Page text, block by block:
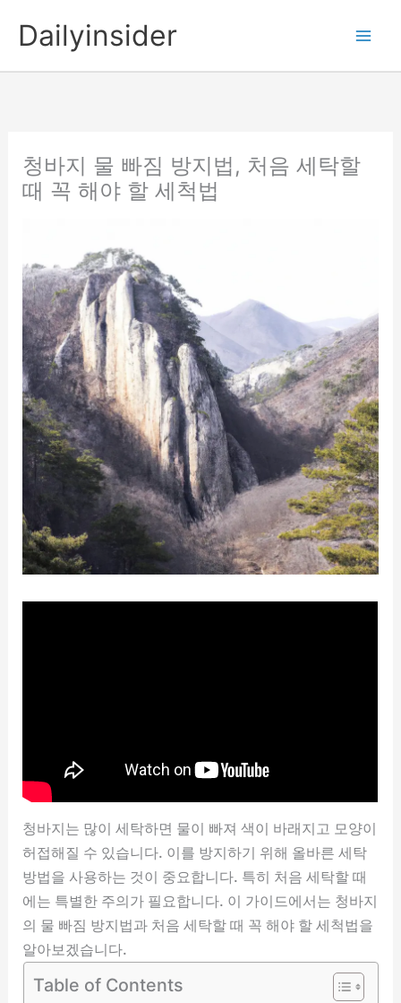
Dailyinsider
청바지 물 빠짐 방지법, 처음 세탁할
때 꼭 해야 할 세척법
청바지는 많이 세탁하면 물이 빠져 색이 바래지고 모양이
허접해질 수 있습니다. 이를 방지하기 위해 올바른 세탁
방법을 사용하는 것이 중요합니다. 특히 처음 세탁할 때
에는 특별한 주의가 필요합니다. 이 가이드에서는 청바지
의 물 빠짐 방지법과 처음 세탁할 때 꼭 해야 할 세척법을
알아보겠습니다.
Table of Contents